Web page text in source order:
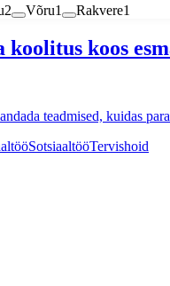
2 Võru1 Rakvere1
koolitus koos
teadmised, kuidas
SotsiaaltööTervishoid